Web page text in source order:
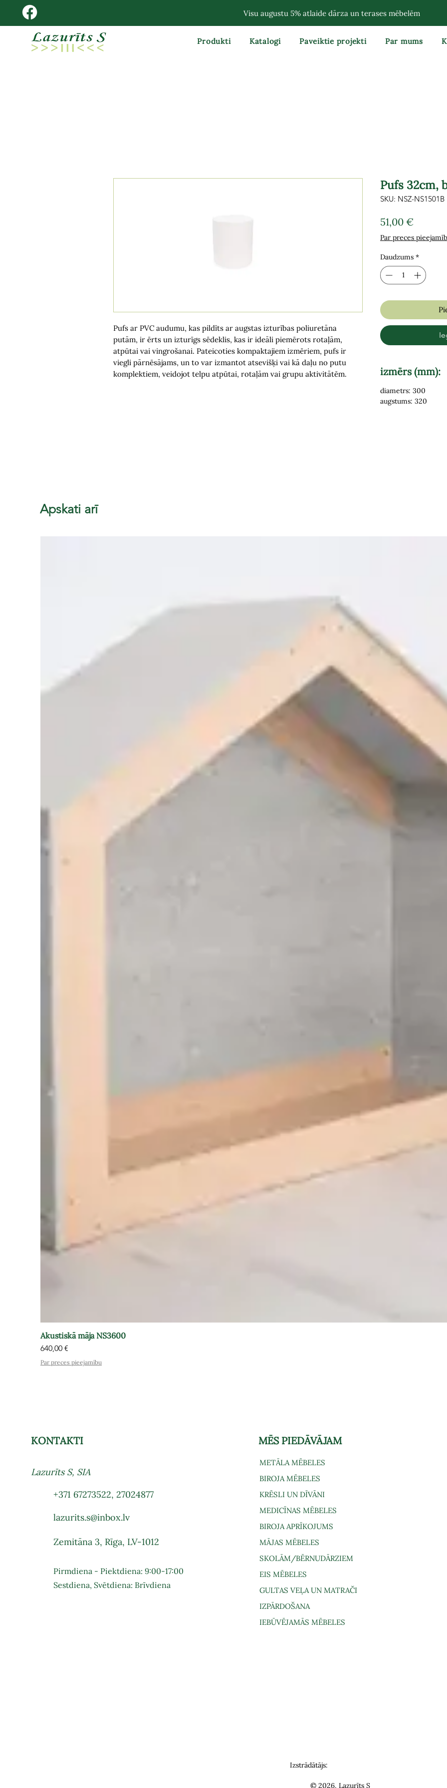
Visu augustu 5% atlaide dārza un terases mēbelēm
Produkti Katalogi Paveiktie projekti Par mums
Pufs ar PVC audumu, kas pildīts ar augstas izturības poliuretāna
putām, ir ērts un izturīgs sēdeklis, kas ir ideāli piemērots rotaļām,
atpūtai vai vingrošanai. Pateicoties kompaktajiem izmēriem, pufs ir
viegli pārnēsājams, un to var izmantot atsevišķi vai kā daļu no putu
komplektiem, veidojot telpu atpūtai, rotaļām vai grupu aktivitātēm.
Pufs 32cm,
SKU: NSZ-NS1501B
51,00 €Cena
Par preces
Daudzums *
izmērs (mm):
diametrs: 300
augstums: 320
Apskati arī
Akustiskā māja NS3600
Cena
640,00 €
Par preces pieejamību
KONTAKTI
Lazurīts S, SIA
+371 67273522,27024877
lazurits.s@inbox.lv
Zemitāna 3, Rīga, LV-1012
Pirmdiena - Piektdiena: 9:00-17:00
Sestdiena, Svētdiena: Brīvdiena
MĒS PIEDĀVĀJAM
METĀLA MĒBELES
BIROJA MĒBELES
KRĒSLI UN DĪVĀNI
MEDICĪNAS MĒBELES
BIROJA APRĪKOJUMS
MĀJAS MĒBELES
SKOLĀM/BĒRNUDĀRZIEM
EIS MĒBELES
GULTAS VEĻA UN MATRAČI
IZPĀRDOŠANA
IEBŪVĒJAMĀS MĒBELES
Izstrādātājs:
© 2026, Lazurīts S